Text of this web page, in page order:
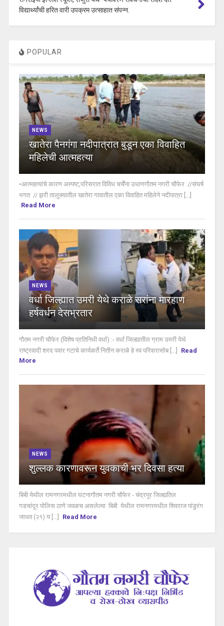
विद्यार्थ्यांची हरित वारी उपक्रम उत्साहात संपन्न.
POPULAR
NEWS
खातेरा पैनगंगा नदीपात्रात बुडून एका विवाहित
महिलेची आत्महत्या
•आत्महत्यांचे कारण अस्पष्ट,परिसरात विविध चर्चेंना उधाणगौतम नगरी चौफेर //संघर्ष
भगत // झरी तालुक्यातील खातेरा गावातील एका विवाहित महिलेने नदीपात्रा [...]
Read More
NEWS
वर्धा जिल्ह्यात उमरी येथे कराळे सरांना मारहाण
हर्षवर्धन देसभ्रतार
गौतम नगरी चौफेर (विशेष प्रतिनिधी वर्धा) :- वर्धा जिल्ह्यातील ग्राम उमरी येथे
राष्ट्रवादी शरद पवार गटाचे कार्यकर्ते नितीन कराळे हे स्व परिवारासोब [...]
Read
More
NEWS
शुल्लक कारणावरून युवकाची भर दिवसा हत्या
बिबी येथील रामनगरमधील घटनागौतम नगरी चौफेर - चंद्रपूर जिल्ह्यतिल
गडचांदूर पोलिस ठाणे जवळच असलेल्या बिबी येथील रामनगरमधील शिवराज पांडुरंग
जाधव (२१) य [...]
Read More